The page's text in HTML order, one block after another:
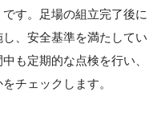
す。足場の組立完了後に
、安全基準を満たしてい
も定期的な点検を行い、
チェックします。